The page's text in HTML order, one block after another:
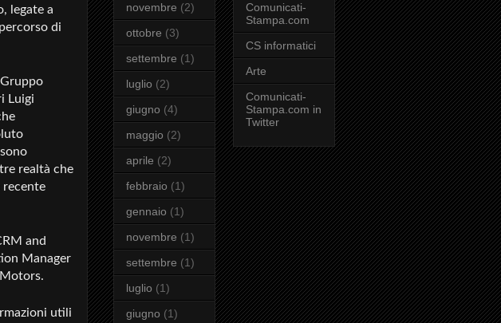
legate a
di
Luigi
realtà che
recente
and
Manager
utili
novembre (2)
ottobre (3)
settembre (1)
luglio (2)
giugno (4)
maggio (2)
aprile (2)
febbraio (1)
gennaio (1)
novembre (1)
settembre (1)
luglio (1)
giugno (1)
Comunicati-
Stampa.com
CS informatici
Arte
Comunicati-
Stampa.com in
Twitter